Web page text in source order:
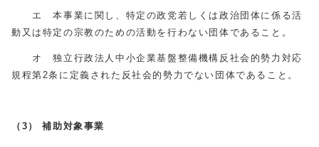
エ 本事業に関し、特定の政党若しくは政治団体に係る活
動又は特定の宗教のための活動を行わない団体であること。
オ 独立行政法人中小企業基盤整備機構反社会的勢力対応
規程第2条に定義された反社会的勢力でない団体であること。
（3）補助対象事業